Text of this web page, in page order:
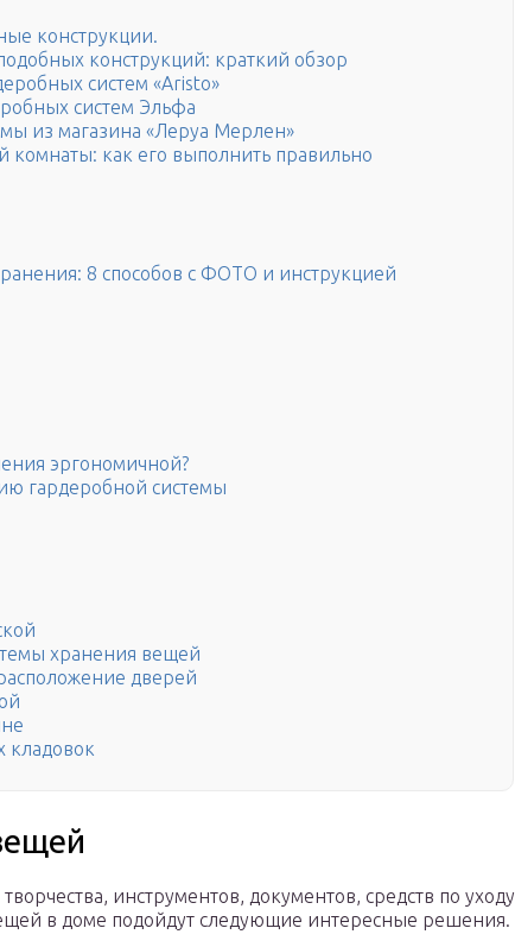
конструкции.
конструкций: краткий обзор
систем «Aristo»
систем Эльфа
из магазина «Леруа Мерлен»
комнаты: как его выполнить правильно
8 способов с ФОТО и инструкцией
эргономичной?
гардеробной системы
хранения вещей
дверей
кладовок
инструментов, документов, средств по уходу
в доме подойдут следующие интересные решения.